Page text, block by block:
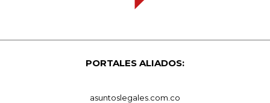
PORTALES ALIADOS:
asuntoslegales.com.co